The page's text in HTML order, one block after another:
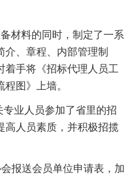
料的同时，制定了一系
、章程、内部管理制
着手将《招标代理人员工
图》上墙。
业人员参加了省里的招
高人员素质，并积极招揽
送会员单位申请表，加